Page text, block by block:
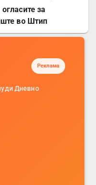
за
во Штип
Реклама
Дневно